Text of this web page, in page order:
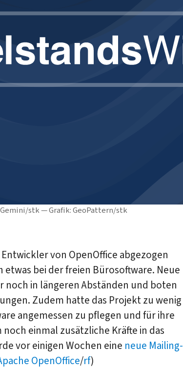
stk — Grafik: GeoPattern/stk
von OpenOffice abgezogen
bei der freien Bürosoftware. Neue
noch in längeren Abständen und boten
Zudem hatte das Projekt zu wenig
angemessen zu pflegen und für ihre
einmal zusätzliche Kräfte in das
vor einigen Wochen eine neue Mailing-
OpenOffice/rf)